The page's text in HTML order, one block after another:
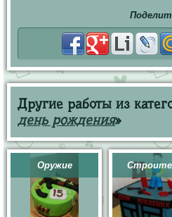
Другие работы из
день рождения»
Оружие